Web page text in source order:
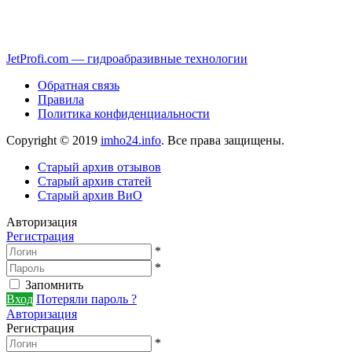
JetProfi.com — гидроабразивные технологии
Обратная связь
Правила
Политика конфиденциальности
Copyright © 2019 imho24.info. Все права защищены.
Старый архив отзывов
Старый архив статей
Старый архив ВиО
Авторизация
Регистрация
*
*
Запомнить
Вход Потеряли пароль ?
Авторизация
Регистрация
*